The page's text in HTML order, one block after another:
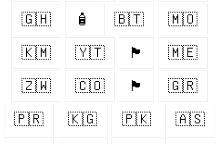
🇬🇭 🧴 🇧🇹 🇲🇴
🇰🇲 🇾🇹 🏴󠁧󠁢󠁥󠁮󠁧󠁿 🇲🇪
🇿🇼 🇨🇴 🏴󠁧󠁢󠁳󠁣󠁴󠁿 🇬🇷
🇵🇷 🇰🇬 🇵🇰 🇦🇸